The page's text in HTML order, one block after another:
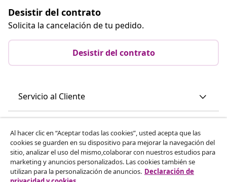
Desistir del contrato
Solicita la cancelación de tu pedido.
Desistir del contrato
Servicio al Cliente
vidaXL
Al hacer clic en “Aceptar todas las cookies”, usted acepta que las
cookies se guarden en su dispositivo para mejorar la navegación del
sitio, analizar el uso del mismo,colaborar con nuestros estudios para
marketing y anuncios personalizados. Las cookies también se
utilizan para la personalización de anuncios. Declaración de